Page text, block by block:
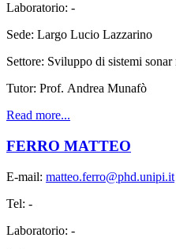
Laboratorio: -
Sede: Largo Lucio Lazzarino
Settore: Sviluppo di sistemi
Tutor: Prof. Andrea Munafò
Read more...
FERRO MATTEO
E-mail: matteo.ferro@phd.unipi.it
Tel: -
Laboratorio: -